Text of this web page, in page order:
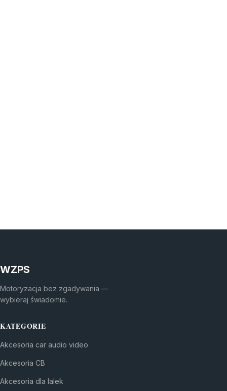
WZPS
Motoryzacja bez zgadywania —
wybieraj świadomie.
KATEGORIE
Akcesoria car audio video
Akcesoria CB
Akcesoria dla lalek